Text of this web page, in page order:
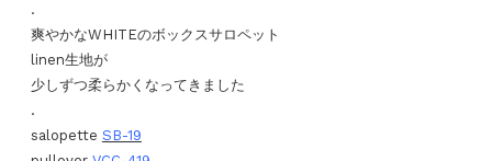
.
爽やかなWHITEのボックスサロペット
linen生地が
少しずつ柔らかくなってきました
.
salopette SB-19